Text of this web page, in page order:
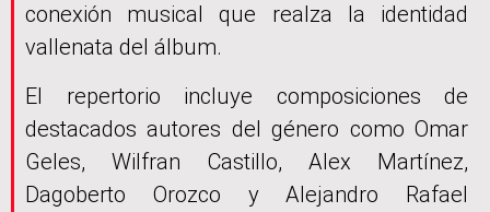
conexión musical que realza la identidad
vallenata del álbum.
El repertorio incluye composiciones de
destacados autores del género como Omar
Geles, Wilfran Castillo, Alex Martínez,
Dagoberto Orozco y Alejandro Rafael